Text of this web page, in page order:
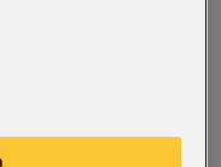
fehlenden
stellte sich im
Was nun?
eine Lösung —